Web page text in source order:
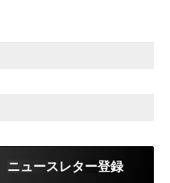
ニュースレター登録